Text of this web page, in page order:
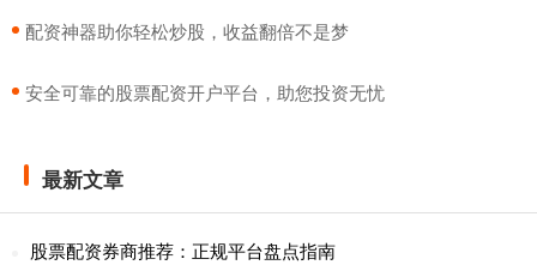
​配资神器助你轻松炒股，收益翻倍不是梦
​安全可靠的股票配资开户平台，助您投资无忧
最新文章
股票配资券商推荐：正规平台盘点指南